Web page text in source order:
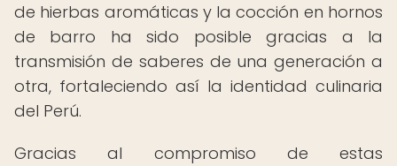
de hierbas aromáticas y la cocción en hornos
de barro ha sido posible gracias a la
transmisión de saberes de una generación a
otra, fortaleciendo así la identidad culinaria
del Perú.
Gracias al compromiso de estas